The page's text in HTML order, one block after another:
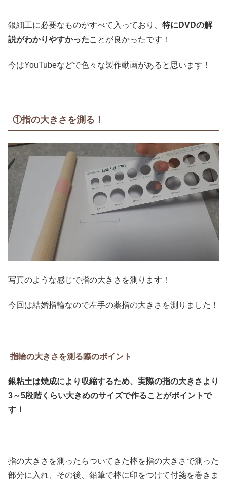
銀細工に必要なものがすべて入っており、 特にDVDの解
説がわかりやすかったことが良かったです！
今はYouTubeなどで色々な製作動画があると思います！
①指の大きさを測る！
写真のような感じで指の大きさを測ります！
今回は結婚指輪なので左手の薬指の大きさを測りました！
指輪の大きさを測る際のポイント
銀粘土は焼成により収縮するため、実際の指の大きさより
3～5段階くらい大きめのサイズで作ることがポイントで
す！
指の大きさを測ったらついてきた棒を指の大きさで測った
部分に入れ、その後、鉛筆で棒に印をつけて付箋を巻きま